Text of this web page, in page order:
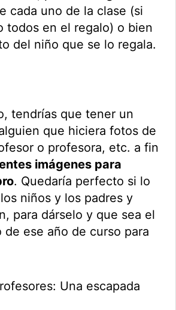
cada uno de la clase (si
todos en el regalo) o bien
del niño que se lo regala.
tendrías que tener un
que hiciera fotos de
o profesora, etc. a fin
imágenes para
. Quedaría perfecto si lo
niños y los padres y
para dárselo y que sea el
de ese año de curso para
Una escapada